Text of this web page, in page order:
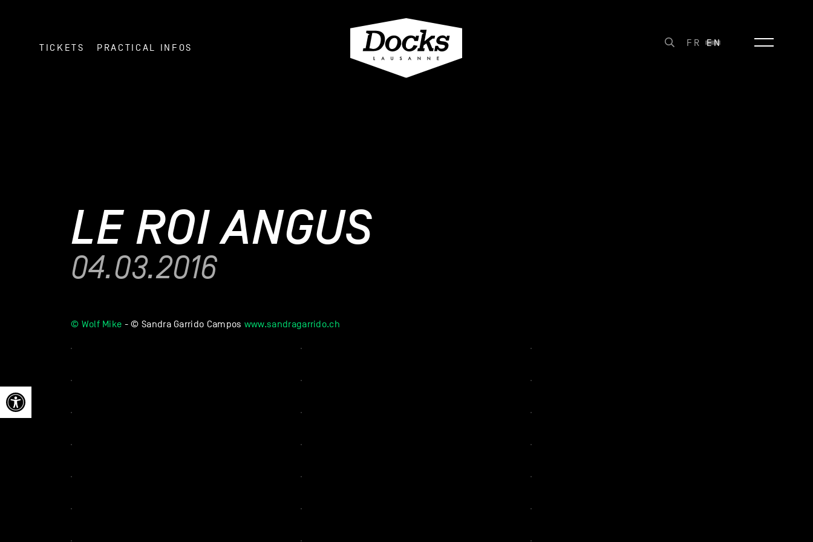
Open toolbar
TICKETS PRACTICAL INFOS FR EN
LE ROI ANGUS
04.03.2016
© Wolf Mike - © Sandra Garrido Campos www.sandragarrido.ch